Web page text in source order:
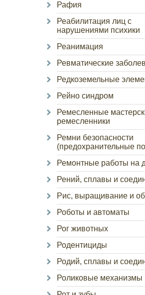
Рафия
Реабилитация лиц с
нарушениями психики
Реанимация
Ревматические
Редкоземельные
Рейно синдром
Ремесленные
ремесленники
Ремни безопасности
(предохранительные
Ремонтные работы на
Рений, сплавы и
Рис, выращивание и
Роботы и автоматы
Рог животных
Родентициды
Родий, сплавы и
Роликовые механизмы